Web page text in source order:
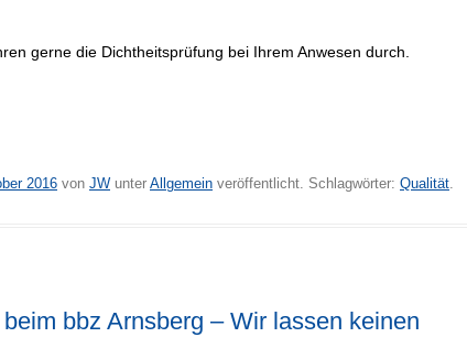
gerne die Dichtheitsprüfung bei Ihrem Anwesen durch.
2016 von JW unter Allgemein veröffentlicht. Schlagwörter: Qualität.
bbz Arnsberg – Wir lassen keinen